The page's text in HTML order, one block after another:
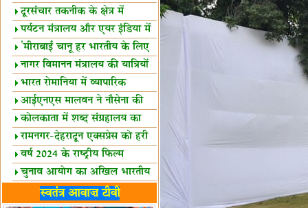
उछाल!
दूरसंचार तकनीक के क्षेत्र में
उत्कृष्टता पुरस्कार
पर्यटन मंत्रालय और एयर इंडिया में
समझौता
'मीराबाई चानू हर भारतीय के लिए
प्रेरणा'
नागर विमानन मंत्रालय की यात्रियों
को सलाह
भारत रोमानिया में व्यापारिक
साझेदारियां
आईएनएस मालवन ने नौसेना की
ताकत बढ़ाई
कोलकाता में शब्द संग्रहालय का
उद्घाटन
रामनगर-देहरादून एक्सप्रेस को हरी
झंडीवर्ष 2024 के राष्ट्रीय फिल्म
पुरस्कारों की घोषणा
चुनाव आयोग का अखिल भारतीय
मीडिया सम्मेलन
भारत में केवड़े का अस्तित्‍व 24
स्वतंत्र आवाज़ टीवी